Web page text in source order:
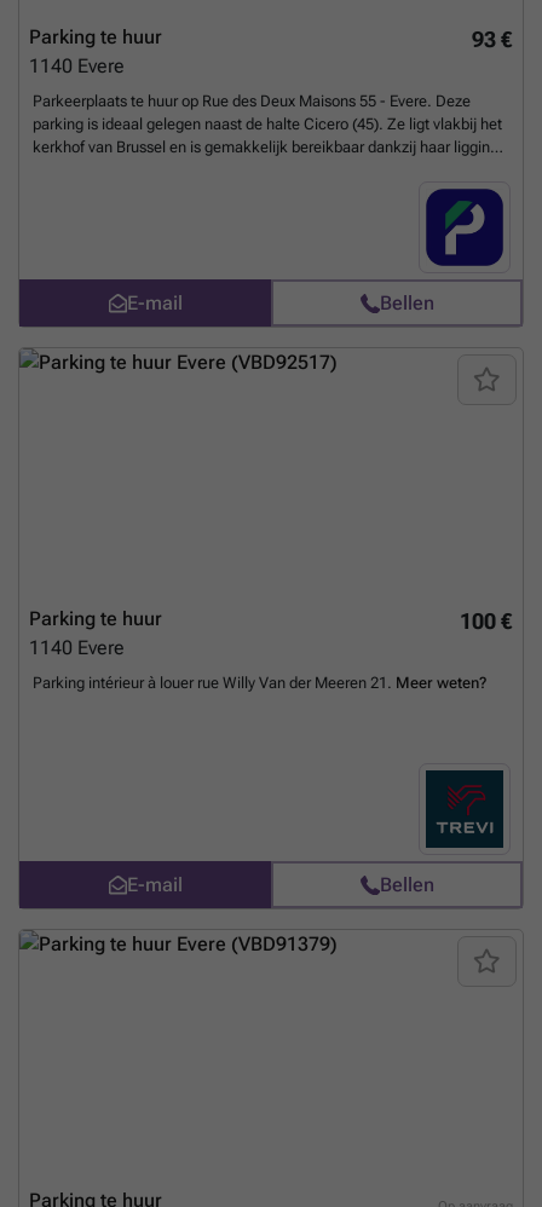
93 €
Parking te huur
1140 Evere
Parkeerplaats te huur op Rue des Deux Maisons 55 - Evere. Deze
parking is ideaal gelegen naast de halte Cicero (45). Ze ligt vlakbij het
kerkhof van Brussel en is gemakkelijk bereikbaar dankzij haar ligging
om uw voertuig op een veilige en gemakkelijk toegankelijke plaats te
parkeren! U kunt uw parkeerplaats direct boeken op de volgende link:
### %20-%20evere/rue-des-deux-maisons-55-evere-3055?
utm_source=ubiflow&utm_medium=referral&utm_campaign=parking
_listing&utm_content=beMeer weten?
E-mail Bellen
100 €
Parking te huur
1140 Evere
Parking intérieur à louer rue Willy Van der Meeren 21. Meer weten?
E-mail Bellen
Parking te huur